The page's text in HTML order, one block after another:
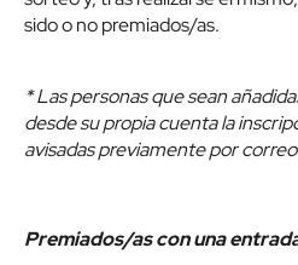
sido o no premiados/as.
* Las personas que sean
desde su propia cuenta la
avisadas previamente por
Premiados/as con una